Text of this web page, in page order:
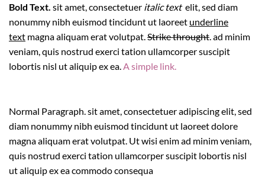
Bold Text. sit amet, consectetuer italic text elit, sed diam
nonummy nibh euismod tincidunt ut laoreet underline
text magna aliquam erat volutpat.Strike throught. ad minim
veniam, quis nostrud exerci tation ullamcorper suscipit
lobortis nisl ut aliquip ex ea.A simple link.
Normal Paragraph. sit amet, consectetuer adipiscing elit, sed
diam nonummy nibh euismod tincidunt ut laoreet dolore
magna aliquam erat volutpat. Ut wisi enim ad minim veniam,
quis nostrud exerci tation ullamcorper suscipit lobortis nisl
ut aliquip ex ea commodo consequa